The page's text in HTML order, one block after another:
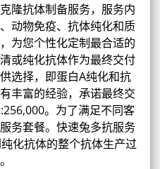
隆抗体制备服务，服务内
动物免疫、抗体纯化和质
为您个性化定制最合适的
或纯化抗体作为最终交付
选择，即蛋白A纯化和抗
丰富的经验，承诺最终交
。为了满足不同客
务套餐。快速兔多抗服务
化抗体的整个抗体生产过